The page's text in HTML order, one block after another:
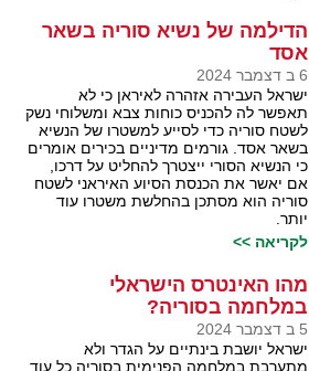
הדילמה של נשיא סוריה בשאר
אסד
6 ב דצמבר 2024
ישראל העבירה אזהרה לאיראן כי לא
תאפשר לה להכניס כוחות צבא ומשלוחי נשק
לשטח סוריה כדי לסייע למשטרו של הנשיא
בשאר אסד. גורמים מדיניים בכירים אומרים
כי הנשיא הסורי ייצטרך להחליט על דרכו,
אם יאשר את הכנסת הסיוע האיראני לשטח
סוריה הוא מסתכן בהחלשת משטרו עוד
יותר.
לקריאה >>
מהו האינטרס הישראלי
במלחמה בסוריה?
5 ב דצמבר 2024
ישראל יושבת בינתיים על הגדר ולא
מתערבת במלחמה הפנימית בסוריה כל עוד